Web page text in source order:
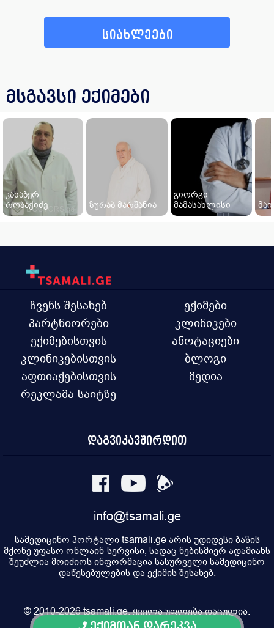
სიახლეები
მსგავსი ექიმები
კახაბერ
რობაქიძე
ზურაბ მარშანია
გიორგი
მამასახლისი
ჩვენს შესახებ
პარტნიორები
ექიმებისთვის
კლინიკებისთვის
აფთიაქებისთვის
რეკლამა საიტზე
ექიმები
კლინიკები
ანოტაციები
ბლოგი
მედია
დაგვიკავშირდით
info@tsamali.ge
სამედიცინო პორტალი tsamali.ge არის უდიდესი ბაზის
მქონე უფასო ონლაინ-სერვისი, სადაც ნებისმიერ ადამიანს
შეუძლია მოიძიოს ინფორმაცია სასურველი სამედიცინო
დაწესებულების და ექიმის შესახებ.
© 2010-2026 tsamali.ge, ყველა უფლება დაცულია.